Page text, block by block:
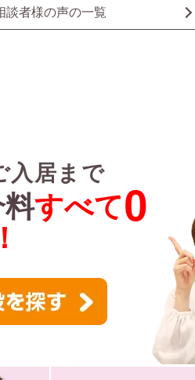
談者様の声の一覧
入居まで
すべて0